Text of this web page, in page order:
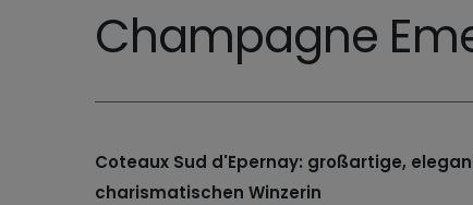
Champagne
Coteaux Sud d'Epernay: großartige,
charismatischen Winzerin